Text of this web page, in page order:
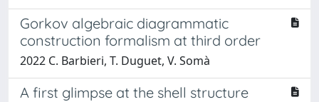
Gorkov algebraic diagrammatic
construction formalism at third order
2022 C. Barbieri, T. Duguet, V. Somà
A first glimpse at the shell structure